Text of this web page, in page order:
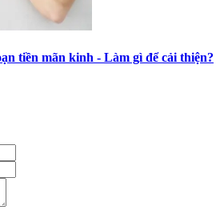
tiền mãn kinh - Làm gì để cải thiện?